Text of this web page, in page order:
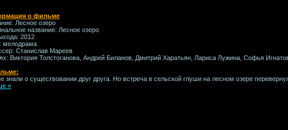
о фильме
Лесное озеро
название: Лесное озеро
2012
мелодрама
Станислав Мареев
Виктория Толстоганова, Андрей Биланов, Дмитрий Харатьян, Лариса Лужина, Софья
знали о существовании друг друга. Но встреча в сельской глуши на лесном озере
»